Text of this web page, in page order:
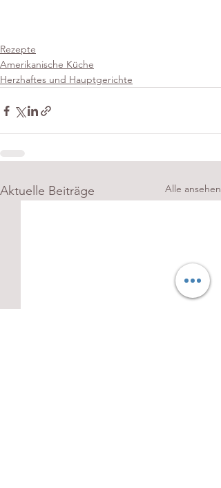
Rezepte
Amerikanische Küche
Herzhaftes und Hauptgerichte
Aktuelle Beiträge Alle ansehen